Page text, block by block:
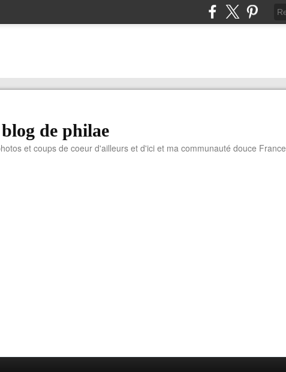
de philae
et coups de coeur d'ailleurs et d'ici et ma communauté douce France